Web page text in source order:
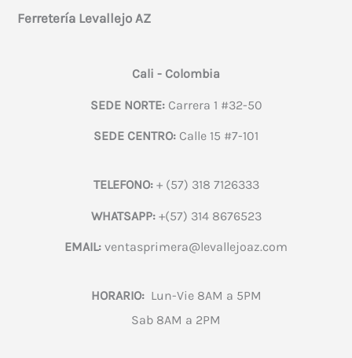
Ferretería Levallejo AZ
Cali - Colombia
SEDE NORTE:Carrera 1 #32-50
SEDE CENTRO: Calle 15 #7-101
TELEFONO:+ (57) 318 7126333
WHATSAPP:+(57) 314 8676523
EMAIL: ventasprimera@levallejoaz.com
HORARIO:Lun-Vie 8AM a 5PM
Sab 8AM a 2PM